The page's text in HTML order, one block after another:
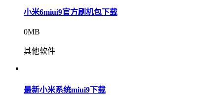
小米6miui9官方刷机包下载
0MB
其他软件
最新小米系统miui9下载